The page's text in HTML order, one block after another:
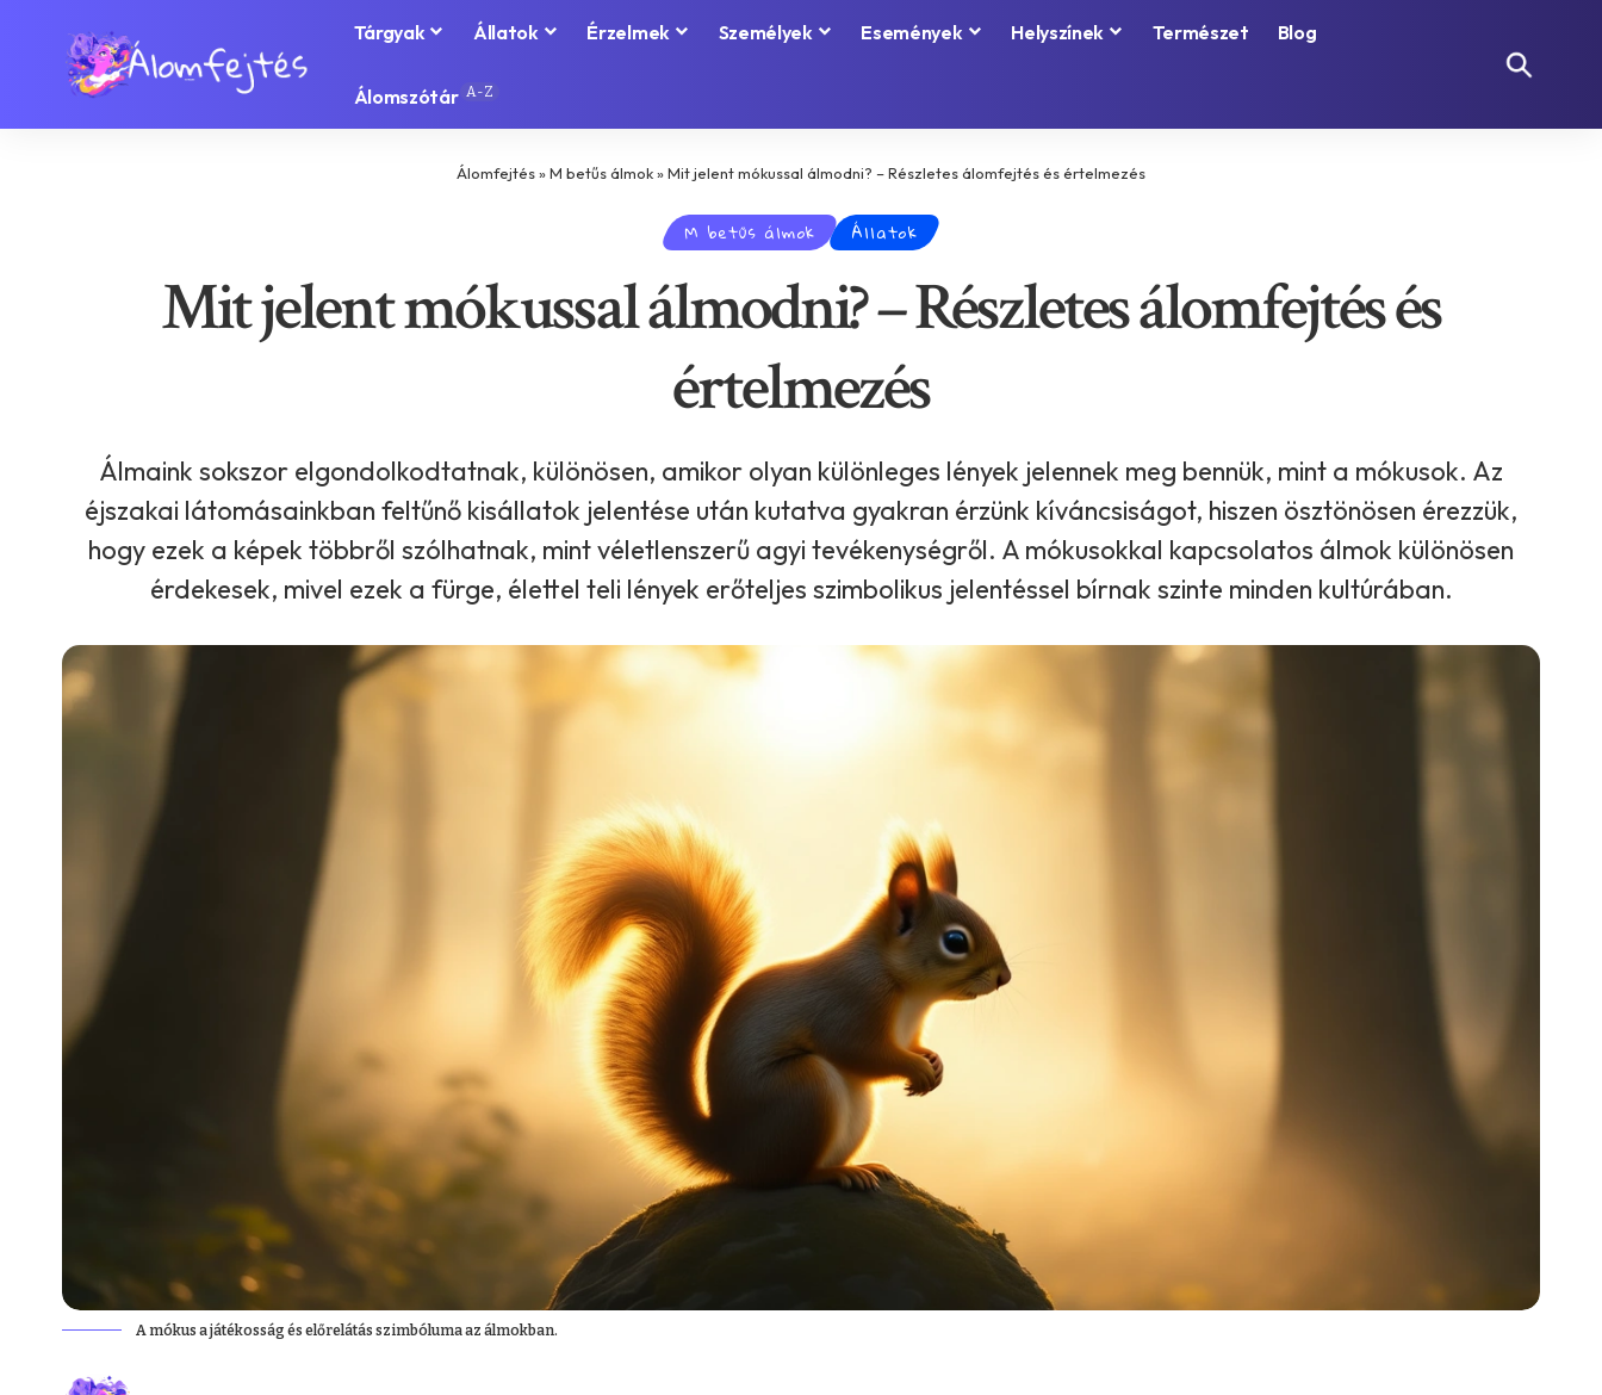
Tárgyak Állatok Érzelmek Személyek Események Helyszínek Természet Blog
Álomszótár A-Z
Álomfejtés»M betűs álmok»Mit jelent mókussal álmodni? – Részletes álomfejtés és értelmezés
M betűs álmok Állatok
Mit jelent mókussal álmodni? – Részletes álomfejtés és
értelmezés
Álmaink sokszor elgondolkodtatnak, különösen, amikor olyan különleges lények jelennek meg bennük, mint a mókusok. Az
éjszakai látomásainkban feltűnő kisállatok jelentése után kutatva gyakran érzünk kíváncsiságot, hiszen ösztönösen érezzük,
hogy ezek a képek többről szólhatnak, mint véletlenszerű agyi tevékenységről. A mókusokkal kapcsolatos álmok különösen
érdekesek, mivel ezek a fürge, élettel teli lények erőteljes szimbolikus jelentéssel bírnak szinte minden kultúrában.
A mókus a játékosság és előrelátás szimbóluma az álmokban.